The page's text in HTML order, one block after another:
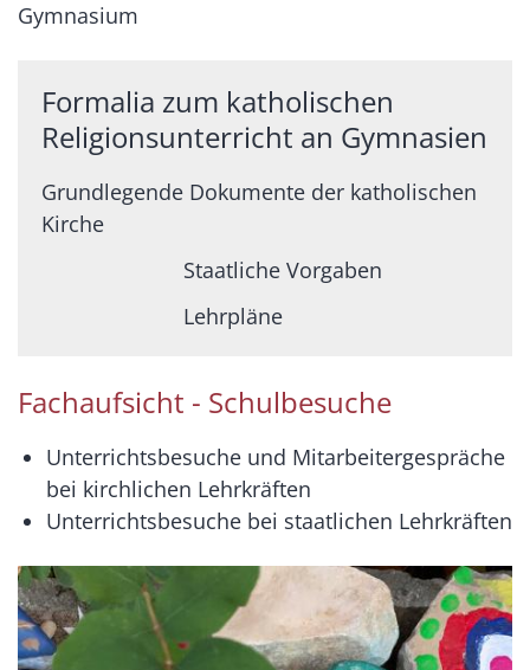
Gymnasium
Formalia zum katholischen
Religionsunterricht an Gymnasien
Grundlegende Dokumente der katholischen
Kirche
Staatliche Vorgaben
Lehrpläne
Fachaufsicht - Schulbesuche
Unterrichtsbesuche und Mitarbeitergespräche
bei kirchlichen Lehrkräften
Unterrichtsbesuche bei staatlichen Lehrkräften